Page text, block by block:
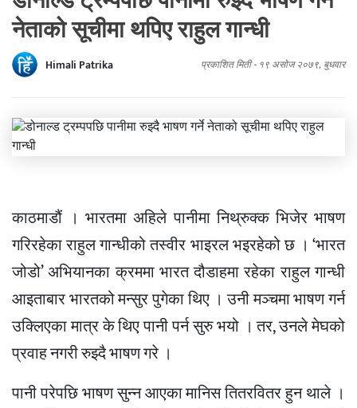
नेताको सूचीमा थपिए राहुल गान्धी
Himali Patrika प्रकाशित मिती - १९ असोज २०७९, बुधवार
काठमाडौं । भारतमा अहिले पानीमा निथ्रुक्क भिजेर भाषण
गरिरहेका राहुल गान्धीको तस्वीर भाइरल भइरहेको छ । ‘भारत
जोडो’ अभियानका क्रममा भारत दौडाहमा रहेका राहुल गान्धी
आइताबार भारतको मन्सुर पुगेका थिए । उनी मञ्चमा भाषण गर्न
उक्लिएका मात्र के थिए पानी पर्न सुरु भयो । तर, उनले मेघको
प्रवाह नगरी रुझ्दै भाषण गरे ।
पानी परेपछि भाषण सुन्न आएका मानिस तितरवितर हुन थाले ।